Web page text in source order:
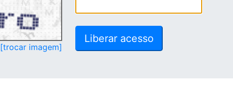
[trocar imagem]